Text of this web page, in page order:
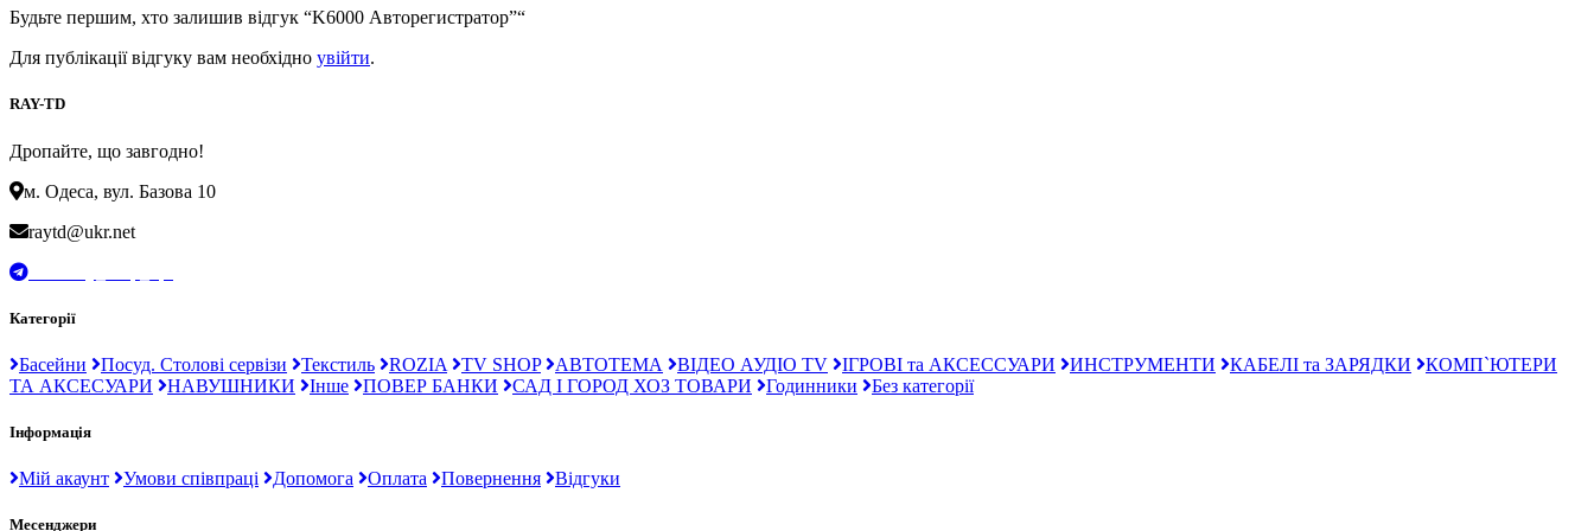
Будьте першим, хто залишив відгук “K6000 Авторегистратор”“
Для публікації відгуку вам необхідно увійти.
RAY-TD
Дропайте, що завгодно!
м. Одеса, вул. Базова 10
raytd@ukr.net
Категорії
Басейни Посуд. Столові сервізи Текстиль ROZIA TV SHOP АВТОТЕМА ВІДЕО АУДІО TV ІГРОВІ та АКСЕССУАРИ ИНСТРУМЕНТИ КАБЕЛІ та ЗАРЯДКИ
КОМП`ЮТЕРИ
ТА АКСЕСУАРИ
НАВУШНИКИ Інше ПОВЕР БАНКИ САД І ГОРОД ХОЗ ТОВАРИ Годинники Без категорії
Інформація
Мій акаунт Умови співпраці Допомога Оплата Повернення Відгуки
Месенджери